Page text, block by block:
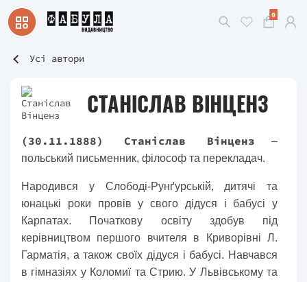
0
Усі автори
СТАНІСЛАВ ВІНЦЕНЗ
(30.11.1888) Станіслав Вінценз –
польський письменник, філософ та перекладач.
Народився у Слободі-Рунґурській, дитячі та
юнацькі роки провів у свого дідуся і бабусі у
Карпатах. Початкову освіту здобув під
керівництвом першого вчителя в Криворівні Л.
Гарматія, а також своїх дідуся і бабусі. Навчався
в гімназіях у Коломиї та Стрию. У Львівському та